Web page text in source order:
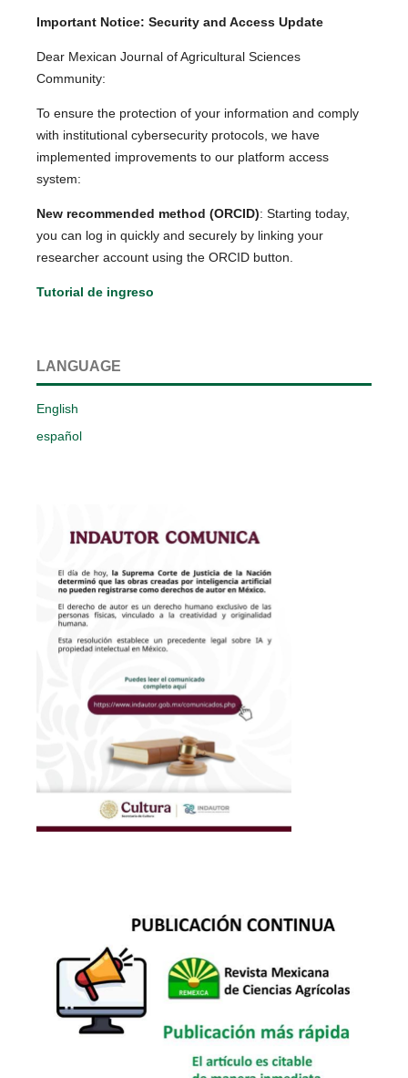
Important Notice: Security and Access Update
Dear Mexican Journal of Agricultural Sciences
Community:
To ensure the protection of your information and comply
with institutional cybersecurity protocols, we have
implemented improvements to our platform access
system:
New recommended method (ORCID): Starting today,
you can log in quickly and securely by linking your
researcher account using the ORCID button.
Tutorial de ingreso
LANGUAGE
English
español